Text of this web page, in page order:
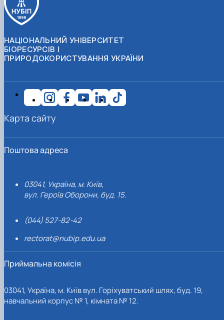
НАЦІОНАЛЬНИЙ УНІВЕРСИТЕТ
БІОРЕСУРСІВ І
ПРИРОДОКОРИСТУВАННЯ УКРАЇНИ
Поштова адреса
03041, Україна, м. Київ,
вул. Героїв Оборони, буд. 15.
(044) 527-82-42
rectorat@nubip.edu.ua
Приймальна комісія
03041, Україна, м. Київ вул. Горіхуватський шлях, буд. 19,
навчальний корпус № 1, кімната № 12.
Карта сайту